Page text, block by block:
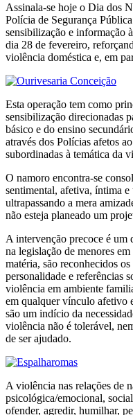
Assinala-se hoje o Dia dos
Polícia de Segurança
sensibilização e informação
dia 28 de fevereiro,
violência doméstica e, em
Esta operação tem como
sensibilização direcionadas
básico e do ensino
através dos Polícias afetos
subordinadas à temática da
O namoro encontra-se
sentimental, afetiva, íntima
ultrapassando a mera
não esteja planeado um
A intervenção precoce é um
na legislação de menores
matéria, são reconhecidos
personalidade e referências
violência em ambiente
em qualquer vínculo afetivo
são um indício da
violência não é tolerável,
de ser ajudado.
A violência nas relações de
psicológica/emocional,
ofender, agredir, humilhar,